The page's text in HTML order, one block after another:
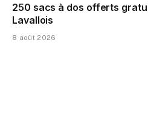
250 sacs à dos offerts
Lavallois
8 août 2026